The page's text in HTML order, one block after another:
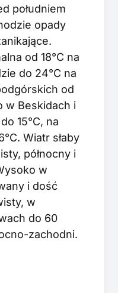
południem
opady
od 18°C na
do 24°C na
od
w Beskidach i
15°C, na
Wiatr słaby
północny i
w
i dość
w
do 60
zachodni.